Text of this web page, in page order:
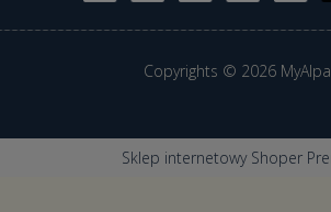
Copyrights © 2026
Sklep internetowy Shoper